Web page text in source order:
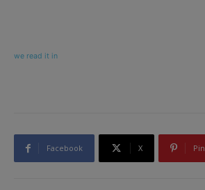
we read it in
Facebook X